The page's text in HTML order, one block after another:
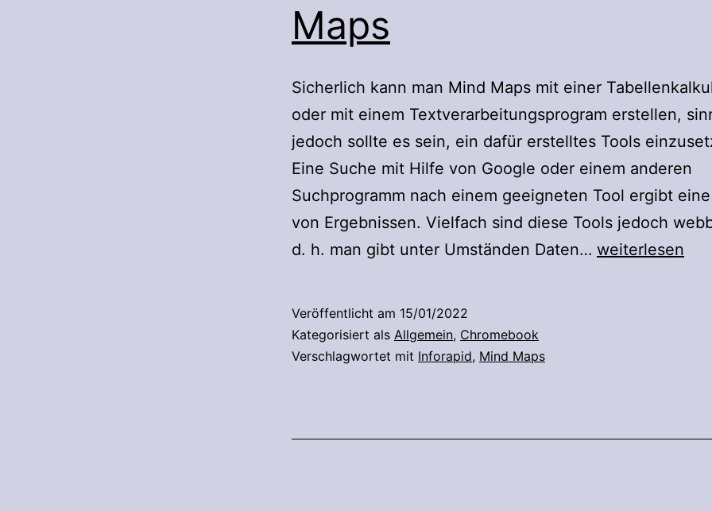
Maps
Sicherlich kann man Mind Maps mit einer
oder mit einem Textverarbeitungsprogram erstellen,
jedoch sollte es sein, ein dafür erstelltes Tools
Eine Suche mit Hilfe von Google oder einem anderen
Suchprogramm nach einem geeigneten Tool ergibt
von Ergebnissen. Vielfach sind diese Tools jedoch
d. h. man gibt unter Umständen Daten… Chromebook
weiterlesen
Veröffentlicht am 15/01/2022
Kategorisiert als Allgemein, Chromebook
Verschlagwortet mit Inforapid, Mind Maps